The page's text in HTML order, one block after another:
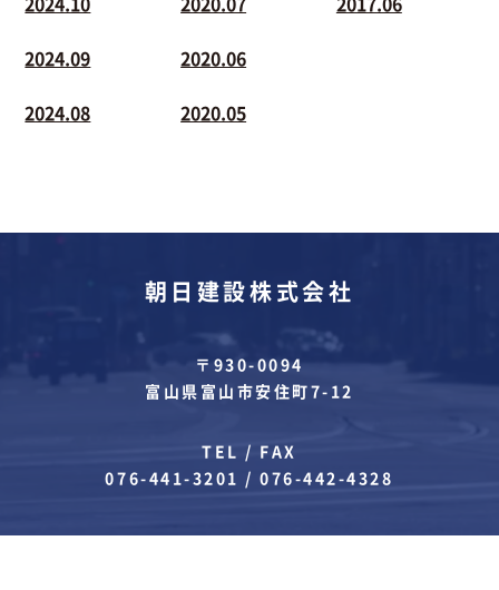
2024.09
2024.08
2020.06
2020.05
朝日建設株式会社
〒930-0094
富山県富山市安住町7-12
TEL / FAX
076-441-3201 /076-442-4328